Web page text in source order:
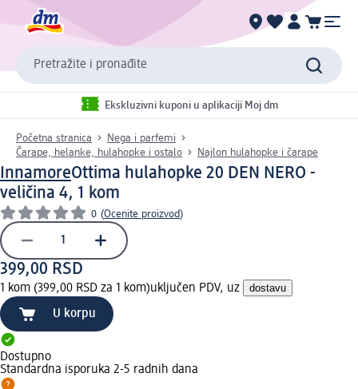
Pretražite i pronađite
Ekskluzivni kuponi u aplikaciji Moj dm
Početna stranica
Nega i parfemi
Čarape, helanke, hulahopke i ostalo
Najlon hulahopke i čarape
InnamoreOttima hulahopke 20 DEN NERO -
veličina 4, 1 kom
0 (Ocenite proizvod)
399,00 RSD
1 kom (399,00 RSD za 1 kom)uključen PDV, uz dostavu
U korpu
Dostupno
Standardna isporuka 2-5 radnih dana